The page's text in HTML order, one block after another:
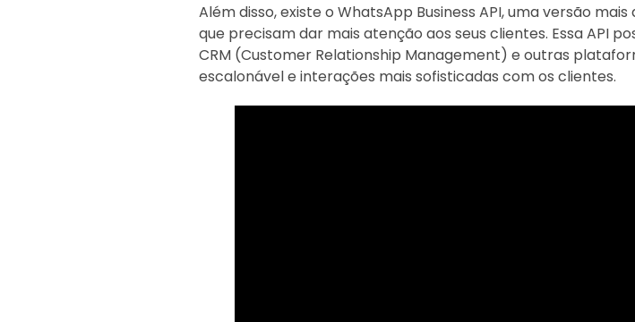
Além disso, existe o WhatsApp Business API, uma versão
que precisam dar mais atenção aos seus clientes. Essa API
CRM (Customer Relationship Management) e outras
escalonável e interações mais sofisticadas com os clientes.